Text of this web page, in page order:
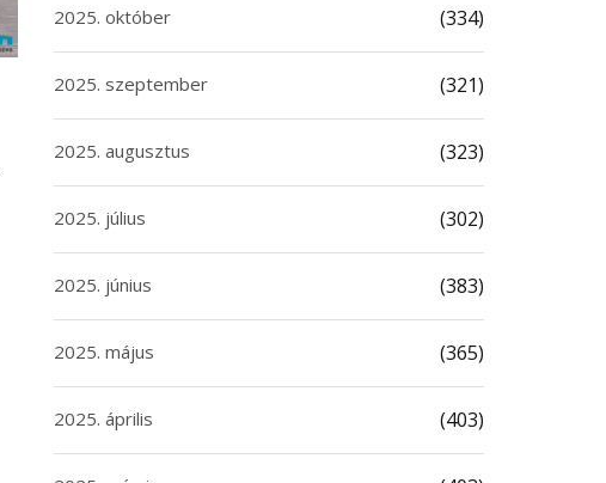
2025. október (334)
2025. szeptember (321)
2025. augusztus (323)
2025. július (302)
2025. június (383)
2025. május (365)
2025. április (403)